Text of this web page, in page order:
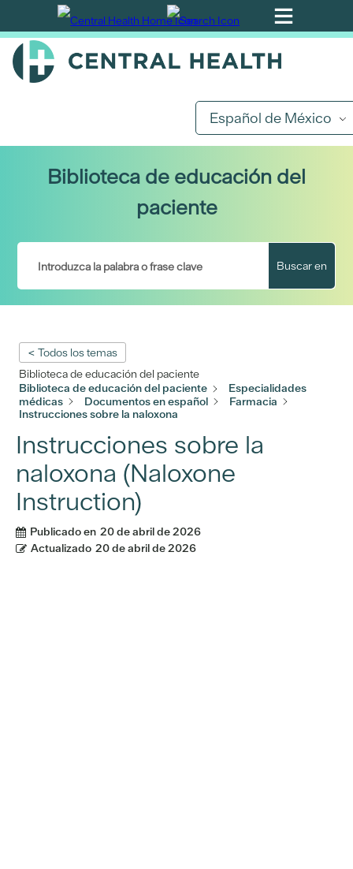
Ir
al
contenido
Español de México
Biblioteca de educación del
paciente
Buscar en
< Todos los temas
Biblioteca de educación del paciente
Biblioteca de educación del paciente
Especialidades
médicas
Documentos en español
Farmacia
Instrucciones sobre la naloxona
Instrucciones sobre la
naloxona (Naloxone
Instruction)
Publicado en 20 de abril de 2026
Actualizado 20 de abril de 2026